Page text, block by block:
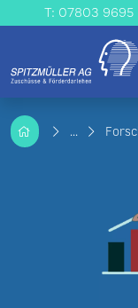
T: 07803 9695
...